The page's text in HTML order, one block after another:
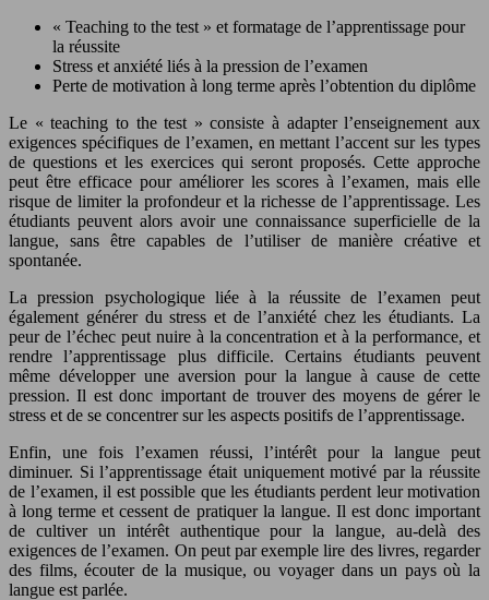
« Teaching to the test » et formatage de l’apprentissage pour
la réussite
Stress et anxiété liés à la pression de l’examen
Perte de motivation à long terme après l’obtention du diplôme
Le « teaching to the test » consiste à adapter l’enseignement aux
exigences spécifiques de l’examen, en mettant l’accent sur les types
de questions et les exercices qui seront proposés. Cette approche
peut être efficace pour améliorer les scores à l’examen, mais elle
risque de limiter la profondeur et la richesse de l’apprentissage. Les
étudiants peuvent alors avoir une connaissance superficielle de la
langue, sans être capables de l’utiliser de manière créative et
spontanée.
La pression psychologique liée à la réussite de l’examen peut
également générer du stress et de l’anxiété chez les étudiants. La
peur de l’échec peut nuire à la concentration et à la performance, et
rendre l’apprentissage plus difficile. Certains étudiants peuvent
même développer une aversion pour la langue à cause de cette
pression. Il est donc important de trouver des moyens de gérer le
stress et de se concentrer sur les aspects positifs de l’apprentissage.
Enfin, une fois l’examen réussi, l’intérêt pour la langue peut
diminuer. Si l’apprentissage était uniquement motivé par la réussite
de l’examen, il est possible que les étudiants perdent leur motivation
à long terme et cessent de pratiquer la langue. Il est donc important
de cultiver un intérêt authentique pour la langue, au-delà des
exigences de l’examen. On peut par exemple lire des livres, regarder
des films, écouter de la musique, ou voyager dans un pays où la
langue est parlée.